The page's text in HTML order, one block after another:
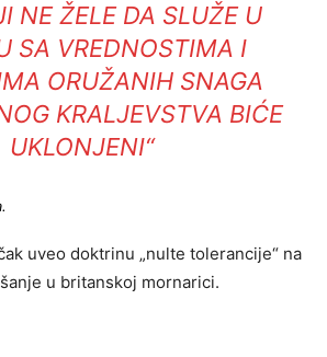
NE ŽELE DA SLUŽE U
SA VREDNOSTIMA I
ORUŽANIH SNAGA
KRALJEVSTVA BIĆE
UKLONJENI“
uveo doktrinu „nulte tolerancije“ na
u britanskoj mornarici.